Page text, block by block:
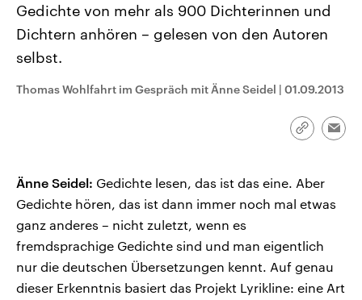
Landtagswahl Sachsen-Anhalt
2026
Alle Informationen
Sachsen-Anhalt wählt am 6.
September 2026 einen neuen
Bundesland von einer Koalition aus
USA
Aktuelle Beiträge,
Hintergründe
mit großem Einfluss auf
Audio-Archiv
Gedichte von mehr als 900 Dichterinnen und
Dichtern anhören – gelesen von den Autoren
selbst.
Thomas Wohlfahrt im Gespräch mit Änne Seidel | 01.09.2013
Link
Änne Seidel: Gedichte lesen, das ist das eine. Aber
Gedichte hören, das ist dann immer noch mal etwas
ganz anderes – nicht zuletzt, wenn es
fremdsprachige Gedichte sind und man eigentlich
nur die deutschen Übersetzungen kennt. Auf genau
dieser Erkenntnis basiert das Projekt Lyrikline: eine Art